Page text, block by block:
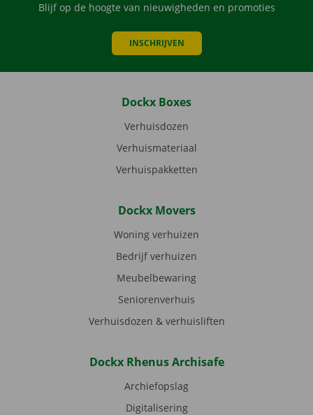
Blijf op de hoogte van nieuwigheden en promoties
INSCHRIJVEN
Dockx Boxes
Verhuisdozen
Verhuismateriaal
Verhuispakketten
Dockx Movers
Woning verhuizen
Bedrijf verhuizen
Meubelbewaring
Seniorenverhuis
Verhuisdozen & verhuisliften
Dockx Rhenus Archisafe
Archiefopslag
Digitalisering